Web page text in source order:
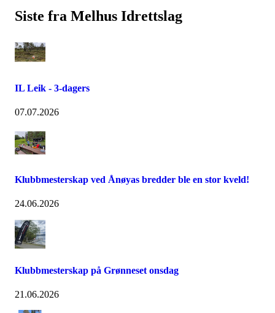
Siste fra Melhus Idrettslag
IL Leik - 3-dagers
07.07.2026
Klubbmesterskap ved Ånøyas bredder ble en stor kveld!
24.06.2026
Klubbmesterskap på Grønneset onsdag
21.06.2026